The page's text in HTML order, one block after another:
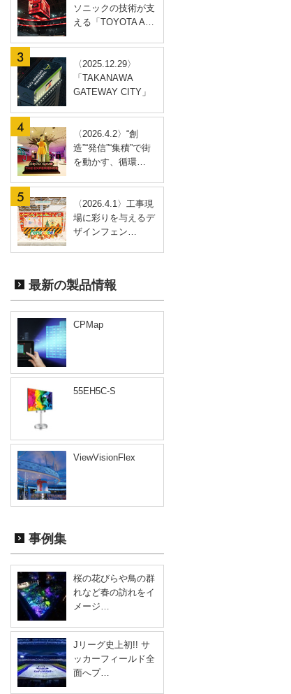
ソニックの技術が支
える「TOYOTA A…
〈2025.12.29〉
「TAKANAWA
GATEWAY CITY」
〈2026.4.2〉“創
造”“発信”“集積”で街
を動かす、循環…
〈2026.4.1〉工事現
場に彩りを与えるデ
ザインフェン…
最新の製品情報
CPMap
55EH5C-S
ViewVisionFlex
事例集
桜の花びらや鳥の群
れなど春の訪れをイ
メージ…
Jリーグ史上初!! サ
ッカーフィールド全
面へプ…